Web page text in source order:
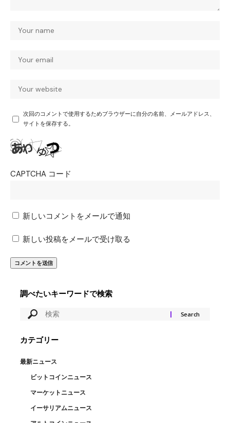
次回のコメントで使用するためブラウザーに自分の名前、メールアドレス、
サイトを保存する。
CAPTCHA コード
新しいコメントをメールで通知
新しい投稿をメールで受け取る
調べたいキーワードで検索
カテゴリー
最新ニュース
ビットコインニュース
マーケットニュース
イーサリアムニュース